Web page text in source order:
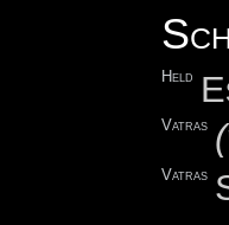
Held
Vatras
Vatras